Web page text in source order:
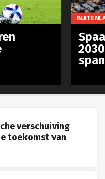
verschuiving
toekomst van